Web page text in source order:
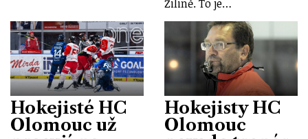
Žilině. To je…
Hokejisté HC
Olomouc už
Hokejisty HC
Olomouc